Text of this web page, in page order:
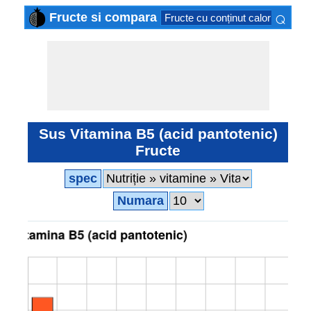
Fructe si compara Fructe cu conținut caloric scăzut
⌕
Sus Vitamina B5 (acid pantotenic)
Fructe
spec
Numara